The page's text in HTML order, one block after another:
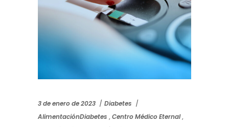
3 de enero de 2023
Diabetes
AlimentaciónDiabetes ,Centro Médico Eternal,